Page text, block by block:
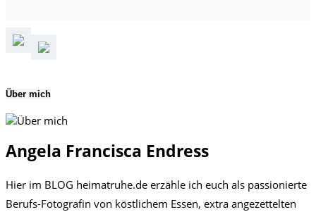
Über mich
Angela Francisca Endress
Hier im BLOG heimatruhe.de erzähle ich euch als passionierte
Berufs-Fotografin von köstlichem Essen, extra angezettelten